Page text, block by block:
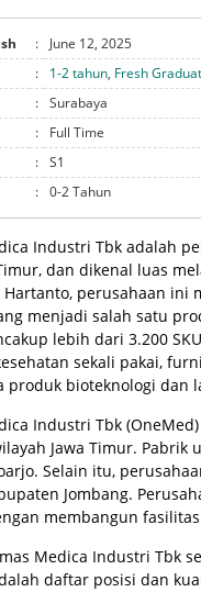
:
June 12, 2025
: 1-2 tahun, Fresh
: Surabaya
:
Full Time
: S1
: 0-2 Tahun
Industri Tbk adalah
dan dikenal luas
Hartanto, perusahaan
menjadi salah satu
lebih dari 3.200
sekali pakai,
produk bioteknologi dan
Industri Tbk
Jawa Timur. Pabrik
Selain itu,
Jombang.
membangun
Medica Industri Tbk
daftar posisi dan